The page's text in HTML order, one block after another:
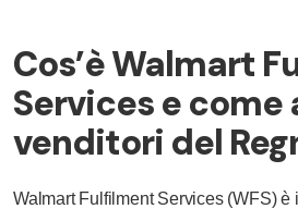
Cos’è Walmart
Services e come
venditori del
Walmart Fulfilment Services (WFS) è